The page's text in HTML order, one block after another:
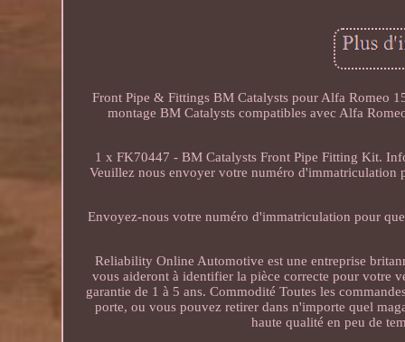
Front Pipe & Fittings BM Catalysts pour Alfa Romeo
montage BM Catalysts compatibles avec Alfa
1 x FK70447 - BM Catalysts Front Pipe Fitting Kit.
Veuillez nous envoyer votre numéro d'immatriculation
Envoyez-nous votre numéro d'immatriculation pour
Reliability Online Automotive est une entreprise
vous aideront à identifier la pièce correcte pour votre
garantie de 1 à 5 ans. Commodité Toutes les
porte, ou vous pouvez retirer dans n'importe quel
haute qualité en peu de